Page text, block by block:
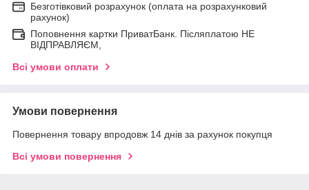
Безготівковий розрахунок (оплата на розрахунковий
рахунок)
Поповнення картки ПриватБанк. Післяплатою НЕ
ВІДПРАВЛЯЄМ,
Всі умови оплати
Умови повернення
Повернення товару впродовж 14 днів за рахунок покупця
Всі умови повернення